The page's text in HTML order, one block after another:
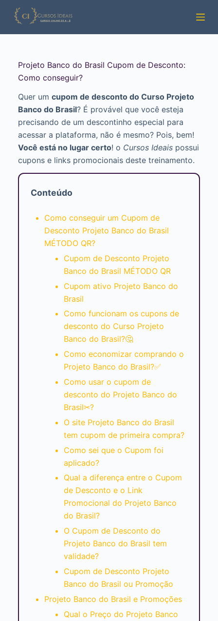
Pular
para
Projeto Banco do Brasil Cupom de Desconto:
Como conseguir?
Quer um cupom de desconto do Curso Projeto
Banco do Brasil? É provável que você esteja
precisando de um descontinho especial para
acessar a plataforma, não é mesmo? Pois, bem!
Você está no lugar certo! o Cursos Ideaispossui
cupons e links promocionais deste treinamento.
Conteúdo
Como conseguir um Cupom de
Desconto Projeto Banco do Brasil
MÉTODO QR?
Cupom de Desconto Projeto
Banco do Brasil MÉTODO QR
Cupom ativo Projeto Banco do
Brasil
Como funcionam os cupons de
desconto do Curso Projeto
Banco do Brasil?🤔
Como economizar comprando o
Projeto Banco do Brasil?✅
Como usar o cupom de
desconto do Projeto Banco do
Brasil✂?
O site Projeto Banco do Brasil
tem cupom de primeira compra?
Como sei que o Cupom foi
aplicado?
Qual a diferença entre o Cupom
de Desconto e o Link
Promocional do Projeto Banco
do Brasil?
O Cupom de Desconto do
Projeto Banco do Brasil tem
validade?
Cupom de Desconto Projeto
Banco do Brasil ou Promoção
Projeto Banco do Brasil e Promoções
Qual o Preço do Projeto Banco